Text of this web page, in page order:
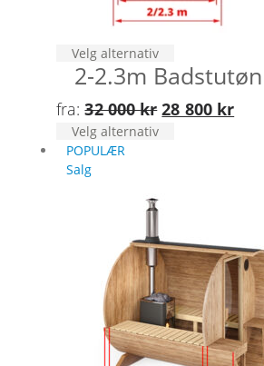
Velg alternativ
produktet
flere
2-2.3m
fra:32 000krOpprinnelig
28 800 kr
Velg alternativ
kan
velges
på
produktsiden
POPULÆR
Salg